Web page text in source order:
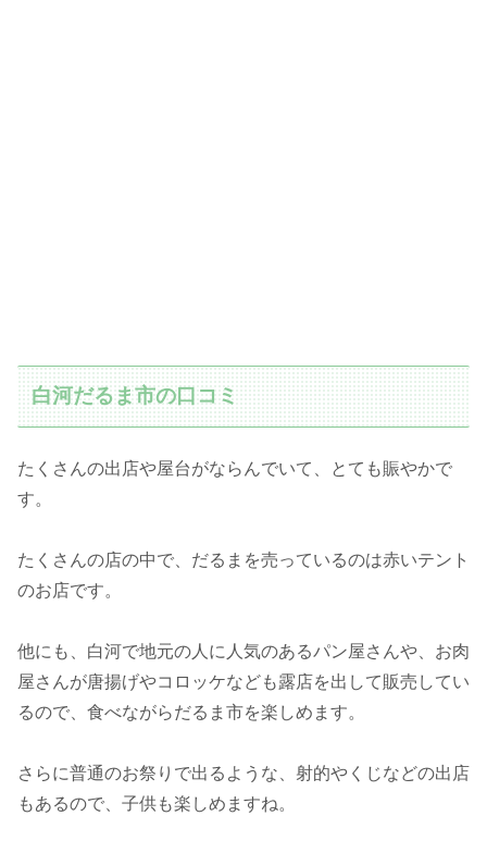
白河だるま市の口コミ
たくさんの出店や屋台がならんでいて、とても賑やかで
す。
たくさんの店の中で、だるまを売っているのは赤いテント
のお店です。
他にも、白河で地元の人に人気のあるパン屋さんや、お肉
屋さんが唐揚げやコロッケなども露店を出して販売してい
るので、食べながらだるま市を楽しめます。
さらに普通のお祭りで出るような、射的やくじなどの出店
もあるので、子供も楽しめますね。